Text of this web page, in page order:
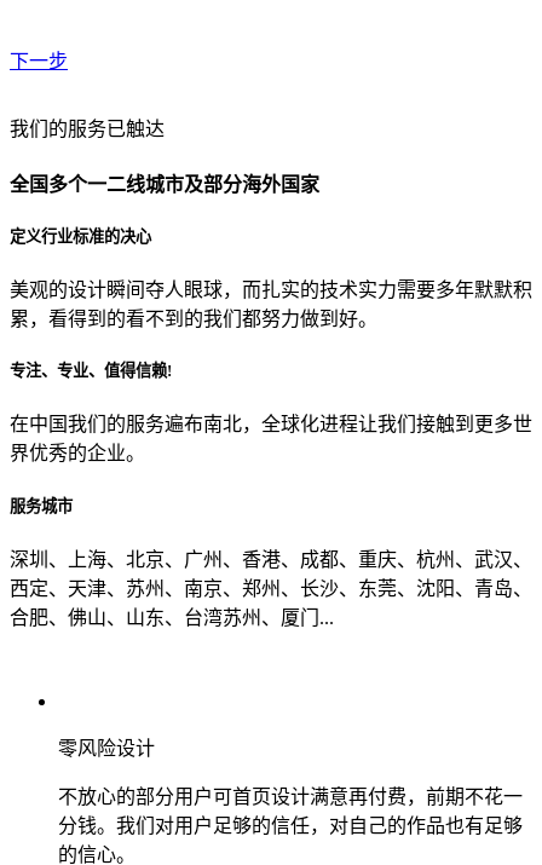
下一步
贵公司预算范围是？
贵公司的团队规模是？
目前主要的营销渠道是？
我们的服务已触达
全国多个一二线城市及部分海外国家
定义行业标准的决心
美观的设计瞬间夺人眼球，而扎实的技术实力需要多年默默积
累，看得到的看不到的我们都努力做到好。
专注、专业、值得信赖!
在中国我们的服务遍布南北，全球化进程让我们接触到更多世
界优秀的企业。
服务城市
深圳、上海、北京、广州、香港、成都、重庆、杭州、武汉、
西定、天津、苏州、南京、郑州、长沙、东莞、沈阳、青岛、
合肥、佛山、山东、台湾苏州、厦门...
零风险设计
不放心的部分用户可首页设计满意再付费，前期不花一
分钱。我们对用户足够的信任，对自己的作品也有足够
的信心。